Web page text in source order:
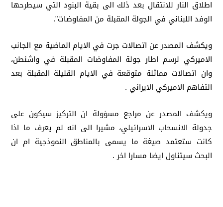
اطلاق النار للانتقال بعد ذلك الى بقية البنود التي سيطرحها
الوفد اللبناني في الجولة المقبلة من المفاوضات".
ويكشف المصدر عن اتصالات جرت في الايام الماضية مع الجانب
الاميركي لرسم اطار جولة المفاوضات المقبلة في واشنطن،
وان اتصالات مماثلة متوقعة في الايام القليلة المقبلة بعد
التفاهم الاميركي الايراني .
ويكشف المصدر عن مراجع مسؤولة ان التركيز سيكون على
جدولة الانسحاب الاسرائيلي، مشيرا الى انه لم يعرف ما اذا
كانت ستعتمد صيغة ما يسمى بالمناطق النموذجية ام ان
البحث سيتناول ايضا مسارا اخر .